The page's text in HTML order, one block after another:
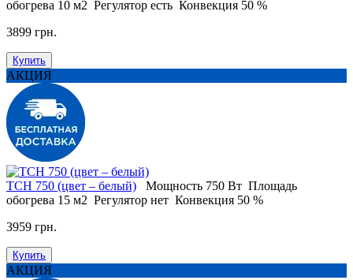
обогрева 10 м2 Регулятор есть Конвекция 50 %
3899 грн.
Купить
АКЦИЯ
TCH 750 (цвет – белый) Мощность 750 Вт Площадь
обогрева 15 м2 Регулятор нет Конвекция 50 %
3959 грн.
Купить
АКЦИЯ